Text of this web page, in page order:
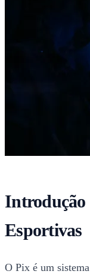
Introdução
Esportivas
O Pix é um